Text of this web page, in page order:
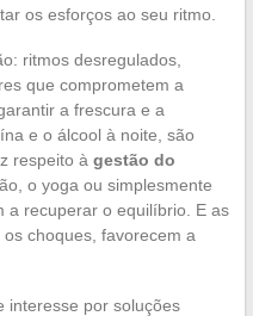
os esforços ao seu ritmo.
ritmos desregulados,
que comprometem a
a frescura e a
e o álcool à noite, são
respeito à gestão do
o yoga ou simplesmente
a recuperar o equilíbrio. E as
choques, favorecem a
interesse por soluções